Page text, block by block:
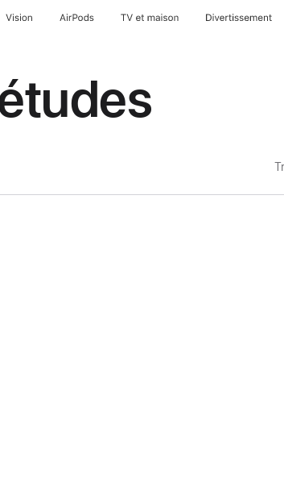
Vision AirPods TV et maison Divertissement